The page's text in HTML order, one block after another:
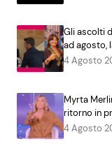
Gli ascolti
ad agosto,
4 Agosto
Myrta
ritorno in
4 Agosto